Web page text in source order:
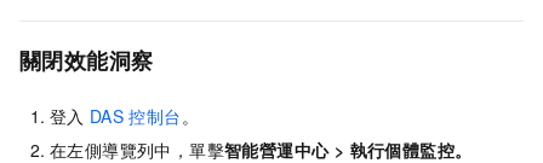
關閉效能洞察
登入 DAS 控制台 。
在左側導覽列中，單擊智能營運中心> 執行個體監控。